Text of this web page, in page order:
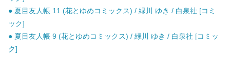
● 夏目友人帳 11 (花とゆめコミックス) / 緑川 ゆき / 白泉社 [コミ
ック]
● 夏目友人帳 9 (花とゆめコミックス) / 緑川 ゆき / 白泉社 [コミッ
ク]